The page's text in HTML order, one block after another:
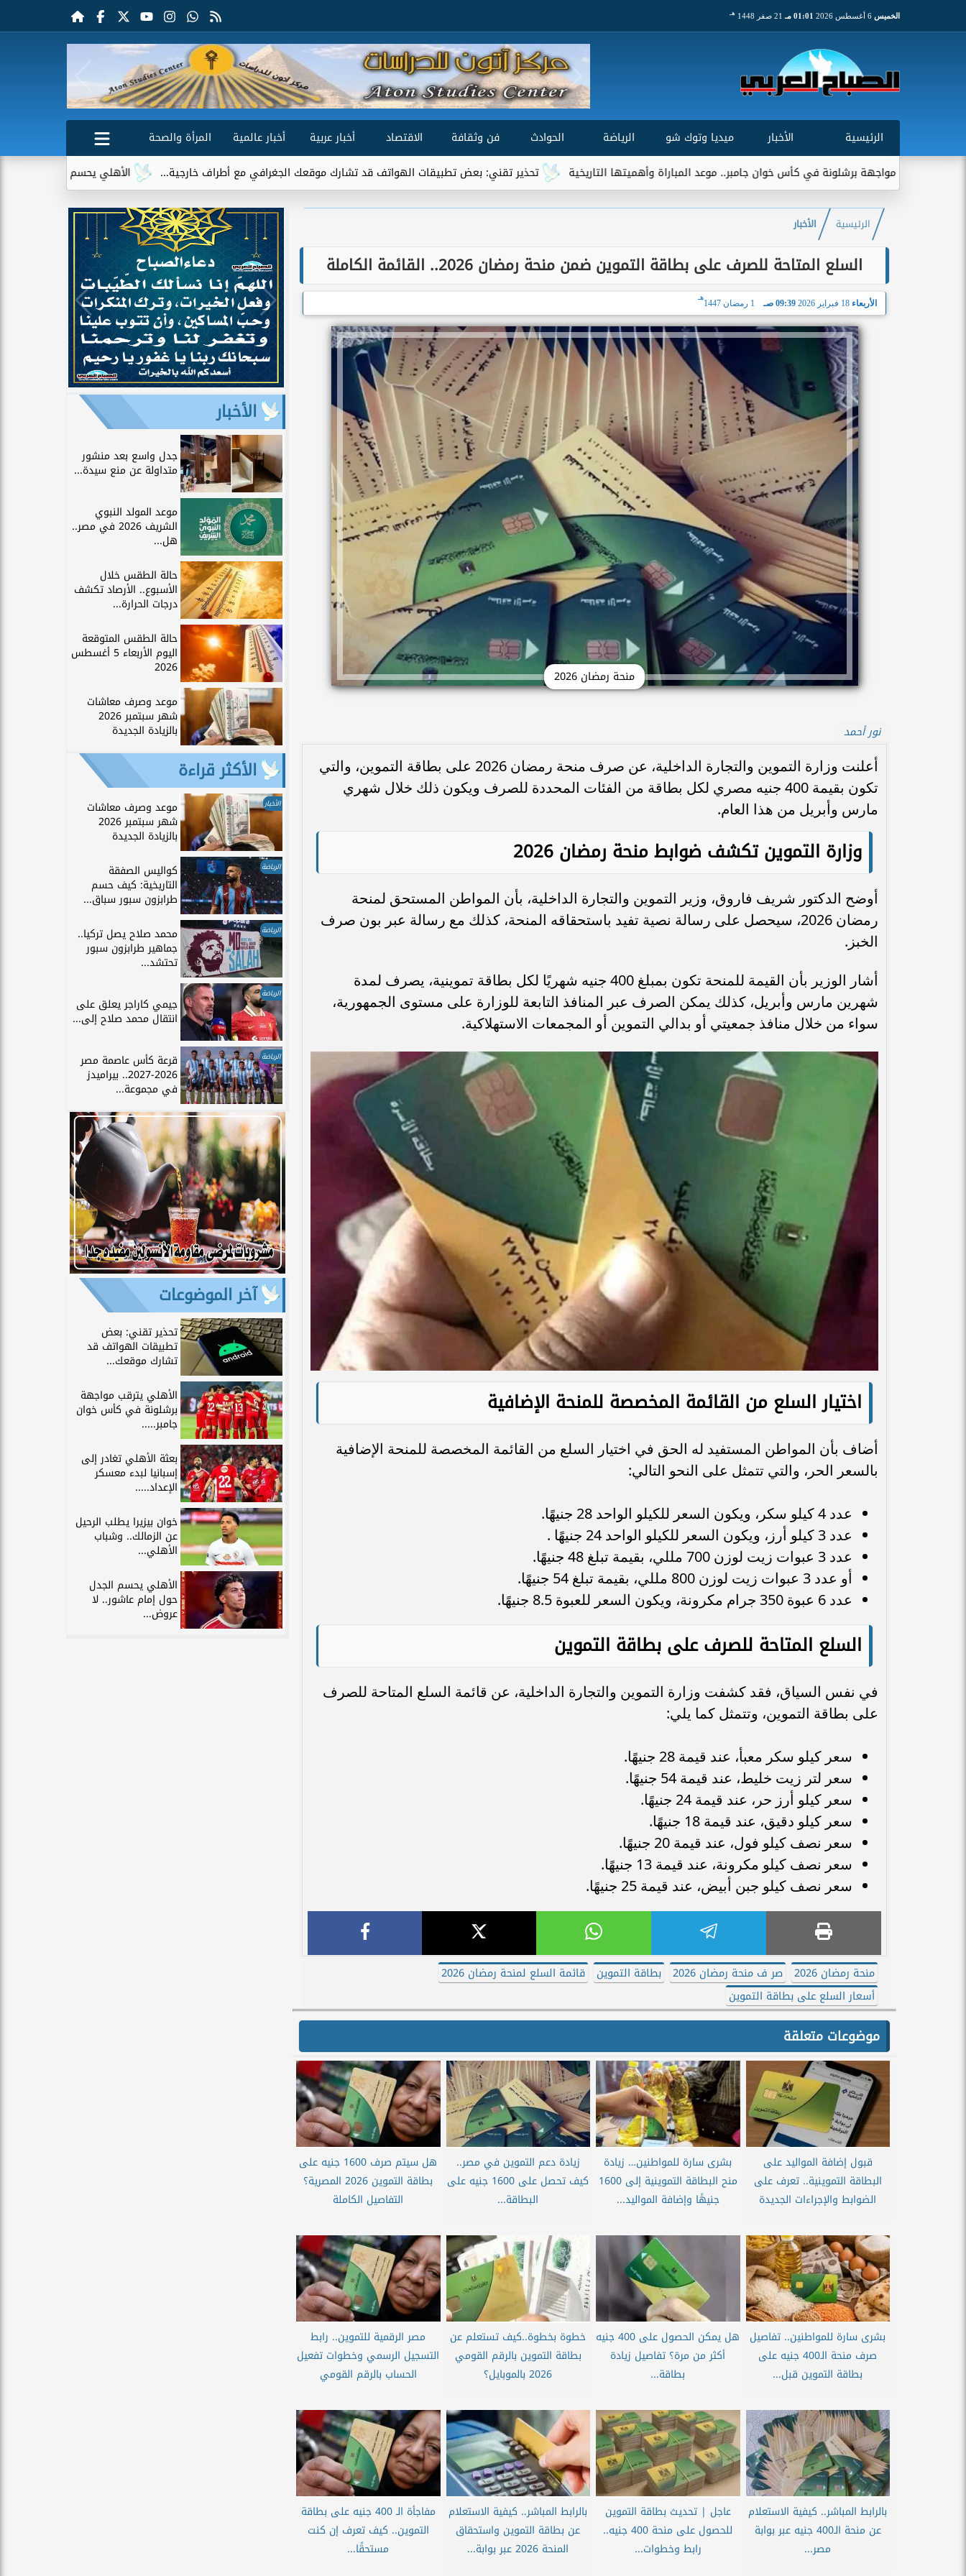
الخميس 01:01 مـ 21 صفر 1448 هـ
الرئيسية الأخبار ميديا وتوك شو الرياضة الحوادث فن وثقافة الاقتصاد أخبار عربية أخبار عالمية
المرأة والصحة
الأهلي يحسم الجدل حول إمام عاشور.. لا
تحذير تقني: بعض تطبيقات الهواتف قد تشارك موقعك الجغرافي مع أطراف خارجية... برشلونة في كأس خوان جامبر.. موعد المباراة وأهميتها التاريخية
الرئيسية الأخبار
السلع المتاحة للصرف على بطاقة التموين ضمن منحة رمضان 2026.. القائمة الكاملة
الأربعاء 18 فبراير 2026 09:39 صـ 1 رمضان 1447
هـ
منحة رمضان 2026
نور أحمد
أعلنت وزارة التموين والتجارة الداخلية، عن صرف منحة رمضان 2026 على بطاقة التموين، والتي
تكون بقيمة 400 جنيه مصري لكل بطاقة من الفئات المحددة للصرف ويكون ذلك خلال شهري
مارس وأبريل من هذا العام.
وزارة التموين تكشف ضوابط منحة رمضان 2026
أوضح الدكتور شريف فاروق، وزير التموين والتجارة الداخلية، بأن المواطن المستحق لمنحة
رمضان 2026، سيحصل على رسالة نصية تفيد باستحقاقه المنحة، كذلك مع رسالة عبر بون صرف
الخبز.
أشار الوزير بأن القيمة للمنحة تكون بمبلغ 400 جنيه شهريًا لكل بطاقة تموينية، يصرف لمدة
شهرين مارس وأبريل، كذلك يمكن الصرف عبر المنافذ التابعة للوزارة على مستوى الجمهورية،
سواء من خلال منافذ جمعيتي أو بدالي التموين أو المجمعات الاستهلاكية.
اختيار السلع من القائمة المخصصة للمنحة الإضافية
أضاف بأن المواطن المستفيد له الحق في اختيار السلع من القائمة المخصصة للمنحة الإضافية
بالسعر الحر، والتي تتمثل على النحو التالي:
عدد 4 كيلو سكر، ويكون السعر للكيلو الواحد 28 جنيهًا.
عدد 3 كيلو أرز، ويكون السعر للكيلو الواحد 24 جنيهًا .
عدد 3 عبوات زيت لوزن 700 مللي، بقيمة تبلغ 48 جنيهًا.
أو عدد 3 عبوات زيت لوزن 800 مللي، بقيمة تبلغ 54 جنيهًا.
عدد 6 عبوة 350 جرام مكرونة، ويكون السعر للعبوة 8.5 جنيهًا.
السلع المتاحة للصرف على بطاقة التموين
في نفس السياق، فقد كشفت وزارة التموين والتجارة الداخلية، عن قائمة السلع المتاحة للصرف
على بطاقة التموين، وتتمثل كما يلي:
سعر كيلو سكر معبأ، عند قيمة 28 جنيهًا.
سعر لتر زيت خليط، عند قيمة 54 جنيهًا.
سعر كيلو أرز حر، عند قيمة 24 جنيهًا.
سعر كيلو دقيق، عند قيمة 18 جنيهًا.
سعر نصف كيلو فول، عند قيمة 20 جنيهًا.
سعر نصف كيلو مكرونة، عند قيمة 13 جنيهًا.
سعر نصف كيلو جبن أبيض، عند قيمة 25 جنيهًا.
منحة رمضان 2026 صر ف منحة رمضان 2026 بطاقة التموين
قائمة السلع لمنحة رمضان 2026
أسعار السلع على بطاقة التموين
موضوعات متعلقة
قبول إضافة المواليد على
البطاقة التموينية.. تعرف على
الضوابط والإجراءات الجديدة
بشرى سارة للمواطنين… زيادة
منح البطاقة التموينية إلى 1600
جنيهًا وإضافة المواليد...
زيادة دعم التموين في مصر..
كيف تحصل على 1600 جنيه على
البطاقة...
هل سيتم صرف 1600 جنيه على
بطاقة التموين 2026 المصرية؟
التفاصيل الكاملة
بشرى سارة للمواطنين.. تفاصيل
صرف منحة الـ400 جنيه على
بطاقة التموين قبل...
هل يمكن الحصول على 400 جنيه
أكثر من مرة؟ تفاصيل زيادة
بطاقة...
خطوة بخطوة..كيف تستعلم عن
بطاقة التموين بالرقم القومي
2026 بالموبايل؟
مصر الرقمية للتموين.. رابط
التسجيل الرسمي وخطوات تفعيل
الحساب بالرقم القومي
بالرابط المباشر.. كيفية الاستعلام
عن منحة الـ400 جنيه عبر بوابة
مصر...
عاجل | تحديث بطاقة التموين
للحصول على منحة 400 جنيه..
رابط وخطوات...
بالرابط المباشر.. كيفية الاستعلام
عن بطاقة التموين واستحقاق
المنحة 2026 عبر بوابة...
مفاجأة الـ 400 جنيه على بطاقة
التموين.. كيف تعرف إن كنت
مستحقًا...
الأخبار
جدل واسع بعد منشور
متداولة عن منع سيدة...
موعد المولد النبوي
الشريف 2026 في مصر..
هل...
حالة الطقس خلال
الأسبوع.. الأرصاد تكشف
درجات الحرارة...
حالة الطقس المتوقعة
اليوم الأربعاء 5 أغسطس
2026
موعد وصرف معاشات
شهر سبتمبر 2026
بالزيادة الجديدة
الأكثر قراءة
الأخبار موعد وصرف معاشات
شهر سبتمبر 2026
بالزيادة الجديدة
الرياضة كواليس الصفقة
التاريخية: كيف حسم
طرابزون سبور سباق...
الرياضة محمد صلاح يصل تركيا..
جماهير طرابزون سبور
تحتشد...
الرياضة
جيمي كاراجر يعلق على
انتقال محمد صلاح إلى...
الرياضة قرعة كأس عاصمة مصر
2026-2027.. بيراميدز
في مجموعة...
آخر الموضوعات
تحذير تقني: بعض
تطبيقات الهواتف قد
تشارك موقعك...
الأهلي يترقب مواجهة
برشلونة في كأس خوان
جامبر.....
بعثة الأهلي تغادر إلى
إسبانيا لبدء معسكر
الإعداد.....
خوان بيزيرا يطلب الرحيل
عن الزمالك.. وشباب
الأهلي...
الأهلي يحسم الجدل
حول إمام عاشور.. لا
عروض...